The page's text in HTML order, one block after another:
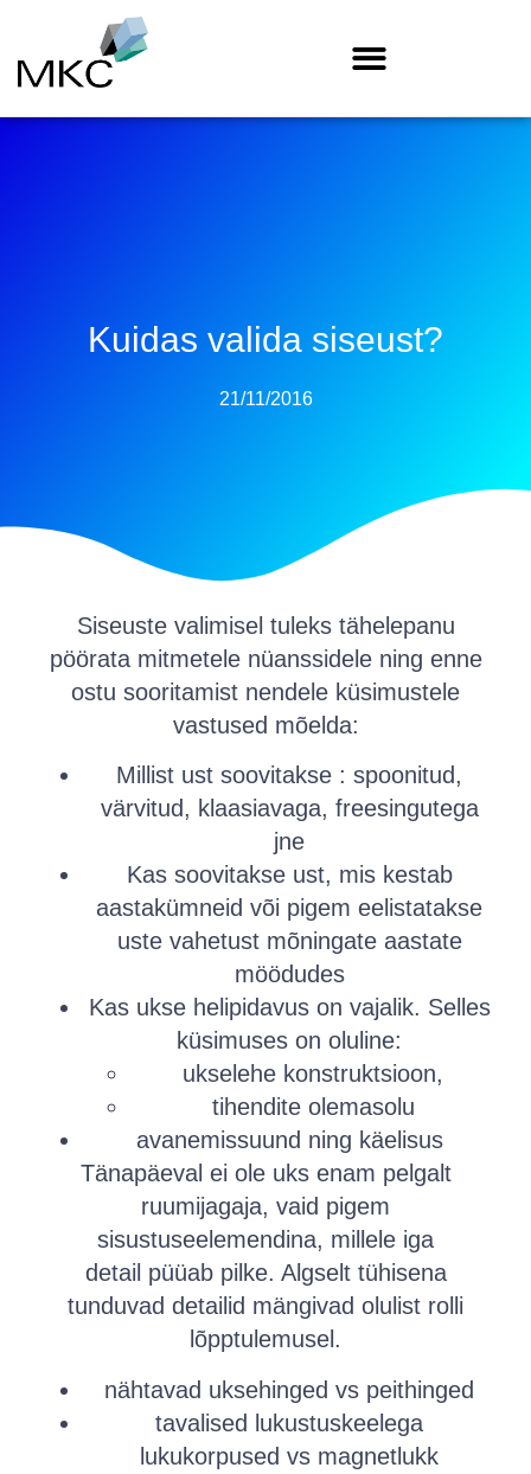
Kuidas valida siseust?
21/11/2016
Siseuste valimisel tuleks tähelepanu
pöörata mitmetele nüanssidele ning enne
ostu sooritamist nendele küsimustele
vastused mõelda:
Millist ust soovitakse : spoonitud,
värvitud, klaasiavaga, freesingutega
jne
Kas soovitakse ust, mis kestab
aastakümneid või pigem eelistatakse
uste vahetust mõningate aastate
möödudes
Kas ukse helipidavus on vajalik. Selles
küsimuses on oluline:
ukselehe konstruktsioon,
tihendite olemasolu
avanemissuund ning käelisus
Tänapäeval ei ole uks enam pelgalt
ruumijagaja, vaid pigem
sisustuseelemendina, millele iga
detail püüab pilke. Algselt tühisena
tunduvad detailid mängivad olulist rolli
lõpptulemusel.
nähtavad uksehinged vs peithinged
tavalised lukustuskeelega
lukukorpused vs magnetlukk